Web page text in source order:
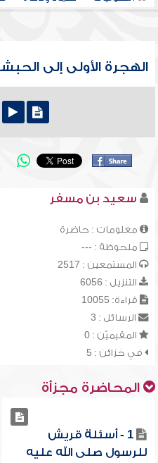
الهجرة الأولى إلى
سعيد بن مسفر
معلومات : حاضرة
ملحوظة : ---
المستمعين : 2517
التنزيل : 6056
قراءة: 10055
الرسائل : 3
المقيميّن : 0
في خزائن : 5
المحاضرة مجزأة
1 - أسئلة قريش
للرسول صلى الله عليه